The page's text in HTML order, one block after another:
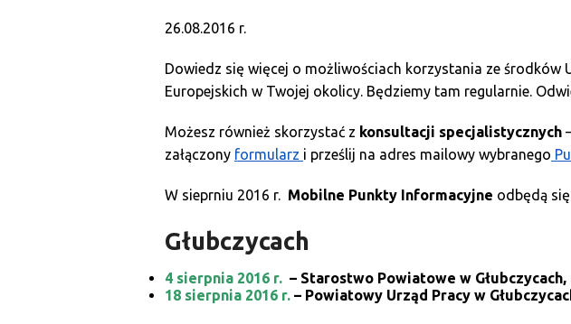
26.08.2016 r.
Dowiedz się więcej o możliwościach korzystania ze
Europejskich w Twojej okolicy. Będziemy tam regularnie.
Możesz również skorzystać z konsultacji specjalistycznych
załączony formularz i prześlij na adres mailowy wybranego
W sieprniu 2016 r. Mobilne Punkty Informacyjne odbędą
Głubczycach
4 sierpnia 2016 r. – Starostwo Powiatowe w
18 sierpnia 2016 r. – Powiatowy Urząd Pracy w